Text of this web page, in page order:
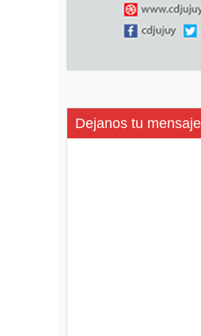
Dejanos tu mensaje